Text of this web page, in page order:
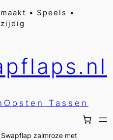
• Speels •
Tassen
zalmroze met